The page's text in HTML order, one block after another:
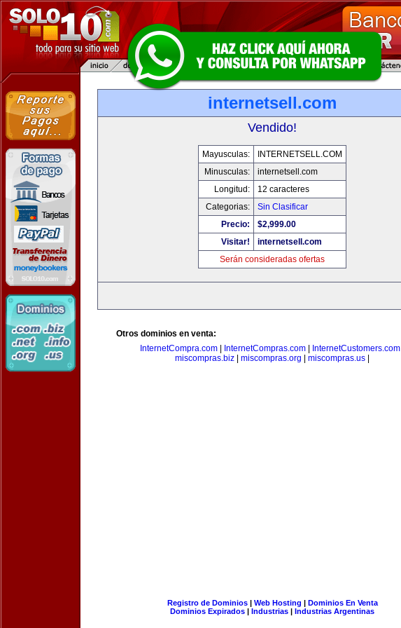
internetsell.com
Vendido!
Mayusculas:
INTERNETSELL.COM
Minusculas:
internetsell.com
Longitud:
12 caracteres
Categorias:
Sin Clasificar
Precio:
$2,999.00
Visitar!
internetsell.com
Serán consideradas ofertas
Otros dominios en venta:
InternetCompra.com
InternetCompras.com InternetCustomers.com
miscompras.biz
miscompras.org miscompras.us
Registro de Dominios| Web Hosting | Dominios En Venta
Dominios Expirados | Industrias | Industrias Argentinas